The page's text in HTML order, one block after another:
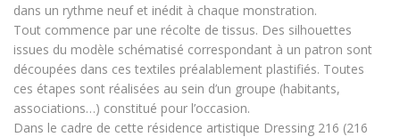
dans un rythme neuf et inédit à chaque monstration.
Tout commence par une récolte de tissus. Des silhouettes
issues du modèle schématisé correspondant à un patron sont
découpées dans ces textiles préalablement plastifiés. Toutes
ces étapes sont réalisées au sein d’un groupe (habitants,
associations…) constitué pour l’occasion.
Dans le cadre de cette résidence artistique Dressing 216 (216